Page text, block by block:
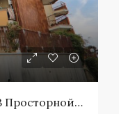
Сан-Ремо, Ривьера Цветов В Просторной Двухкомнатной Квартире